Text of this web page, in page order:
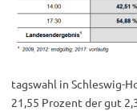
tagswahl in Schleswig-
21,55 Prozent der gut